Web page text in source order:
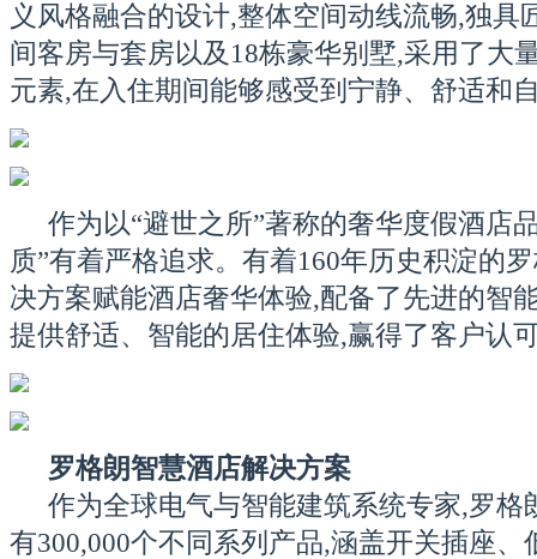
义风格融合的设计,整体空间动线流畅,独具
间客房与套房以及18栋豪华别墅,采用了大
元素,在入住期间能够感受到宁静、舒适和
作为以“避世之所”著称的奢华度假酒店
质”有着严格追求。有着160年历史积淀的
决方案赋能酒店奢华体验,配备了先进的智
提供舒适、智能的居住体验,赢得了客户认
罗格朗智慧酒店解决方案
作为全球电气与智能建筑系统专家,罗格
有300,000个不同系列产品,涵盖开关插座、